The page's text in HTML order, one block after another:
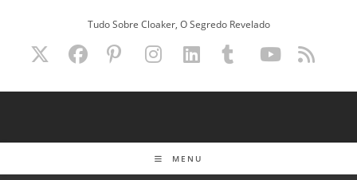
Tudo Sobre Cloaker, O Segredo Revelado
MENU